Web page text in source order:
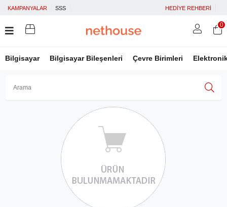
KAMPANYALAR SSS HEDİYE REHBERİ
Bilgisayar Bilgisayar Bileşenleri Çevre Birimleri
Üye Ol Facebook İle Bağlan
Google İle Bağlan
0